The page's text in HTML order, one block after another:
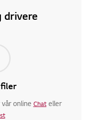
drivere
online Chateller